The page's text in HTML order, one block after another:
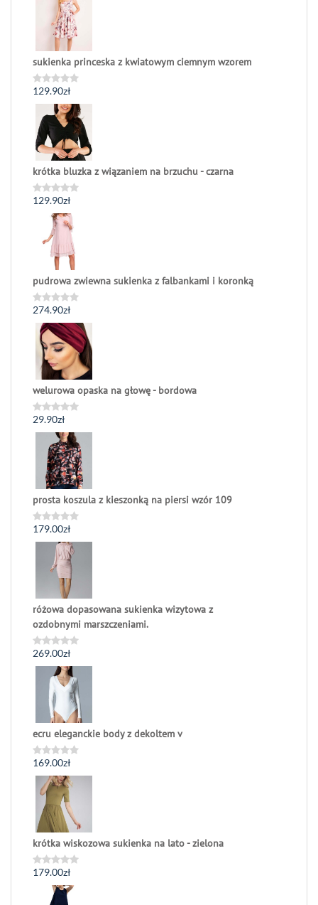
sukienka princeska z kwiatowym ciemnym wzorem
Oceniono
0
129.90zł
krótka bluzka z wiązaniem na brzuchu - czarna
Oceniono
129.90zł
pudrowa zwiewna sukienka z falbankami i koronką
Oceniono
0
na
274.90zł
welurowa opaska na głowę - bordowa
Oceniono
0
29.90zł
prosta koszula z kieszonką na piersi wzór 109
Oceniono
0
179.00zł
różowa dopasowana sukienka wizytowa z
ozdobnymi marszczeniami.
Oceniono
0
269.00zł
ecru eleganckie body z dekoltem v
Oceniono
0
169.00zł
krótka wiskozowa sukienka na lato - zielona
Oceniono
179.00zł